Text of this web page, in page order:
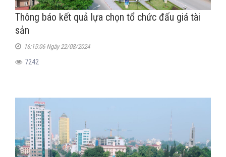
Thông báo kết quả lựa chọn tổ chức đấu giá tài
sản
16:15:06 Ngày 22/08/2024
7242